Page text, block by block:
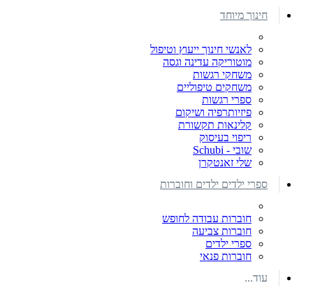
חינוך מיוחד
לאנשי חינוך ייעוץ וטיפול
מוטוריקה עדינה וגסה
משחקי רגשות
משחקים טיפוליים
ספרי רגשות
פיזיותרפיה ושיקום
קלינאות תקשורת
ריפוי בעיסוק
שובי - Schubi
שלי זאנטקרן
ספרי ילדים ילדים וחוברות
חוברות עבודה לחופש
חוברות צביעה
ספרי ילדים
חוברות פנאי
עוד...